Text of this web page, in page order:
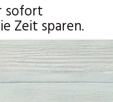
sofort
Zeit sparen.